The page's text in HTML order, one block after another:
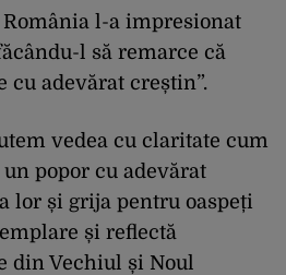
l-a impresionat
l să remarce că
cu adevărat creștin”.
vedea cu claritate cum
popor cu adevărat
lor și grija pentru oaspeți
și reflectă
din Vechiul și Noul